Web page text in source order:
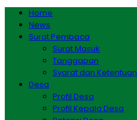
Home
News
Surat Pembaca
Surat Masuk
Tanggapan
Syarat dan Ketentuan
Desa
Profil Desa
Profil Kepala Desa